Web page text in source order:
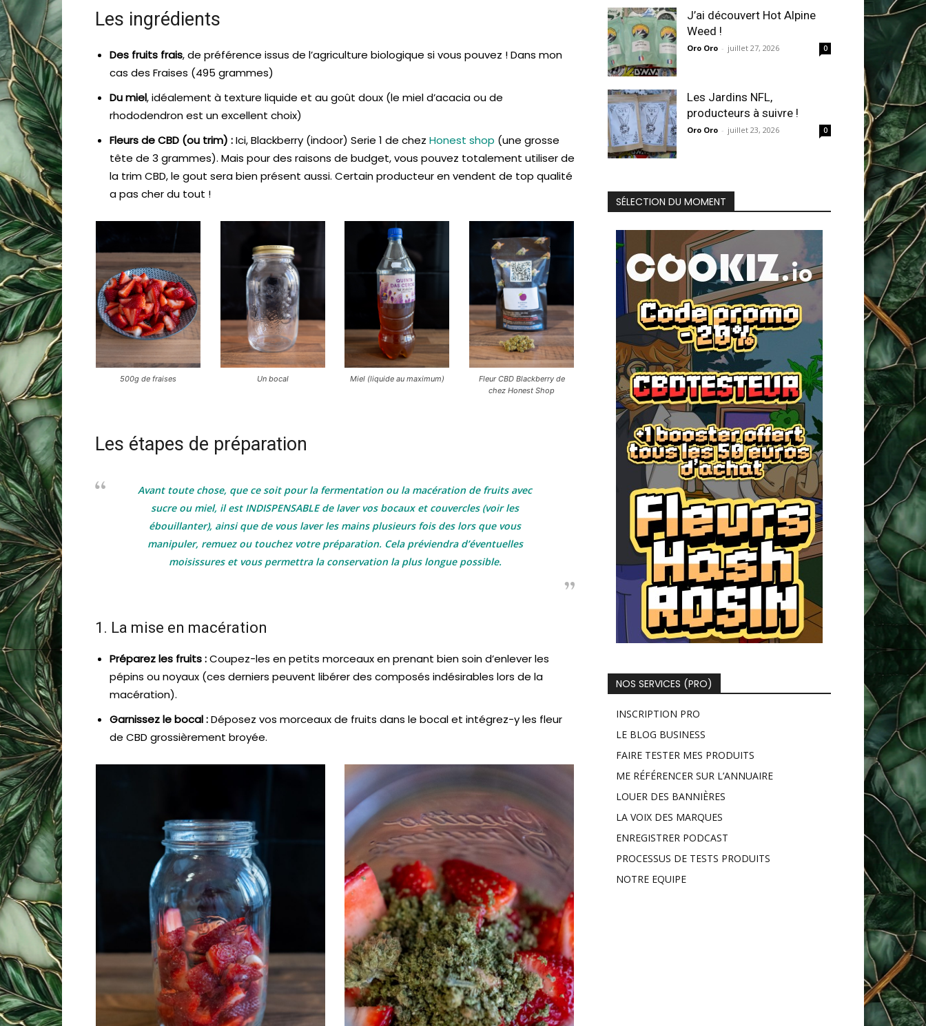
Les ingrédients
Des fruits frais, de préférence issus de l’agriculture biologique si vous pouvez ! Dans mon
cas des Fraises (495 grammes)
Du miel, idéalement à texture liquide et au goût doux (le miel d’acacia ou de
rhododendron est un excellent choix)
Fleurs de CBD (ou trim) :Ici, Blackberry (indoor) Serie 1 de chez Honest shop (une grosse
tête de 3 grammes). Mais pour des raisons de budget, vous pouvez totalement utiliser de
la trim CBD, le gout sera bien présent aussi. Certain producteur en vendent de top qualité
a pas cher du tout !
500g de fraises Un bocal Miel (liquide au maximum)
Fleur CBD Blackberry de
chez Honest Shop
Les étapes de préparation
Avant toute chose, que ce soit pour la fermentation ou la macération de fruits avec
sucre ou miel, il est INDISPENSABLE de laver vos bocaux et couvercles (voir les
ébouillanter), ainsi que de vous laver les mains plusieurs fois des lors que vous
manipuler, remuez ou touchez votre préparation. Cela préviendra d’éventuelles
moisissures et vous permettra la conservation la plus longue possible.
1. La mise en macération
Préparez les fruits :Coupez-les en petits morceaux en prenant bien soin d’enlever les
pépins ou noyaux (ces derniers peuvent libérer des composés indésirables lors de la
macération).
Garnissez le bocal :Déposez vos morceaux de fruits dans le bocal et intégrez-y les fleur
de CBD grossièrement broyée.
J’ai découvert Hot Alpine
Weed !
Oro Oro - juillet 27, 2026 0
Les Jardins NFL,
producteurs à suivre !
Oro Oro - juillet 23, 2026 0
SÉLECTION DU MOMENT
NOS SERVICES (PRO)
INSCRIPTION PRO
LE BLOG BUSINESS
FAIRE TESTER MES PRODUITS
ME RÉFÉRENCER SUR L’ANNUAIRE
LOUER DES BANNIÈRES
LA VOIX DES MARQUES
ENREGISTRER PODCAST
PROCESSUS DE TESTS PRODUITS
NOTRE EQUIPE